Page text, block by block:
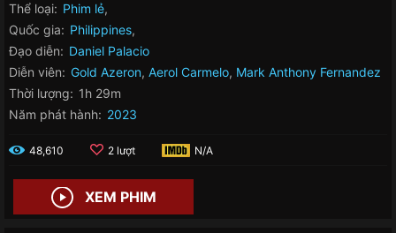
Thể loại: Phim lẻ,
Quốc gia: Philippines,
Đạo diễn: Daniel Palacio
Diễn viên: Gold Azeron, Aerol Carmelo, Mark Anthony Fernandez
Thời lượng: 1h 29m
Năm phát hành: 2023
48,610 2 lượt N/A
XEM PHIM